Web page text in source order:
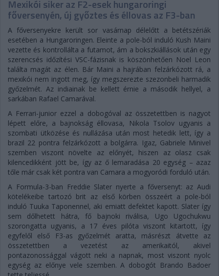
Mexikói siker az F2-esek hungaroringi
főversenyén, új győztes és éllovas az F3-ban
A főversenyekre került sor vasárnap délelőtt a betétszériák
esetében a Hungaroringen. Eleinte a pole-ból induló Kush Maini
vezette és kontrollálta a futamot, ám a bokszkiállások után egy
szerencsés időzítési VSC-fázisnak is köszönhetően Noel Leon
találta magát az élen. Bár Maini a hajrában felzárkózott rá, a
mexikói nem ingott meg, így megszerezte szezonbeli harmadik
győzelmét. Az indiainak be kellett érnie a második hellyel, a
sarkában Rafael Camarával.
A Ferrari-junior ezzel a dobogóval az összetettben is nagyot
lépett előre, a bajnokság éllovasa, Nikola Tsolov ugyanis a
szombati ütközése és nullázása után most hetedik lett, így a
brazil 22 pontra felzárkózott a bolgárra. Igaz, Gabriele Minivel
szemben viszont növelte az előnyét, hiszen az olasz csak
kilencedikként jött be, így az ő lemaradása 20 egység – azaz
tőle már csak két pontra van Camara a mogyoródi forduló után.
A Formula-3-ban Freddie Slater nyerte a főversenyt: az Audi
kötelékeibe tartozó brit az első körben összeért a pole-ból
induló Tuuka Taponennel, aki emiatt defektet kapott. Slater így
sem dőlhetett hátra, fő bajnoki riválisa, Ugo Ugochukwu
szorongatta ugyanis, a 17 éves pilóta viszont kitartott, így
egyfelől első F3-as győzelmét aratta, másrészt átvette az
összetettben a vezetést az amerikaitól, akivel
pontazonossággal vágott neki a napnak, most viszont nyolc
egység az előnye vele szemben. A dobogót Brando Badoer